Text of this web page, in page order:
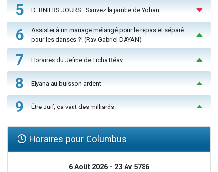
5 DERNIERS JOURS : Sauvez la jambe de Yohan
6
Assister à un mariage mélangé pour le repas et séparé
pour les danses ?! (Rav Gabriel DAYAN)
7 Horaires du Jeûne de Ticha Béav
8 Elyana au buisson ardent
9 Être Juif, ça vaut des milliards
Horaires pour Columbus
6 Août 2026 - 23 Av 5786